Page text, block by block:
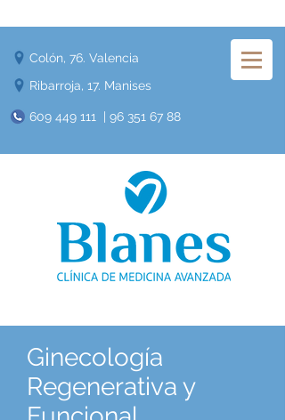
Colón, 76. Valencia
Ribarroja, 17. Manises
609 449 111 96 351 67 88
Ginecología
Regenerativa y